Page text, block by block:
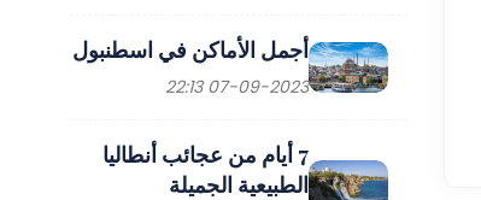
أجمل الأماكن في اسطنبول
07-09-2023 22:13
7 أيام من عجائب أنطاليا
الطبيعية الجميلة